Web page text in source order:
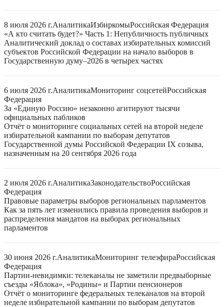
8 июля 2026 г.АналитикаИзбиркомыРоссийская Федерация
«А кто считать будет?» Часть 1: Непубличность публичных
Аналитический доклад о составах избирательных комиссий
субъектов Российской Федерации на начало выборов в
Государственную думу–2026 в четырех частях
6 июля 2026 г.АналитикаМониторинг соцсетейРоссийская
Федерация
За «Единую Россию» незаконно агитируют тысячи
официальных пабликов
Отчёт о мониторинге социальных сетей на второй неделе
избирательной кампании по выборам депутатов
Государственной думы Российской Федерации IX созыва,
назначенным на 20 сентября 2026 года
2 июля 2026 г.АналитикаЗаконодательствоРоссийская
Федерация
Правовые параметры выборов региональных парламентов
Как за пять лет изменились правила проведения выборов и
распределения мандатов на выборах региональных
парламентов
30 июня 2026 г.АналитикаМониторинг телеэфираРоссийская
Федерация
Партии-невидимки: телеканалы не заметили предвыборные
съезды «Яблока», «Родины» и Партии пенсионеров
Отчёт о мониторинге федеральных телеканалов на второй
неделе избирательной кампании по выборам депутатов